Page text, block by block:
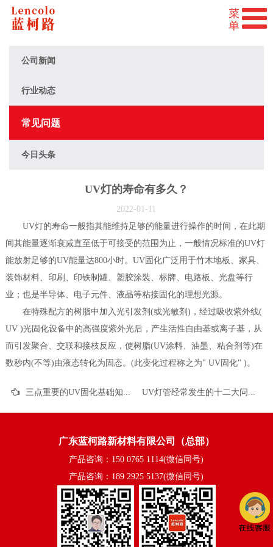
公司新闻
行业动态
常见问题
今日头条
UV灯的寿命有多久？
2022-01-11
UV灯的寿命一般指其能维持足够的能量进行操作的时间，在此期
间其能量逐渐衰减直至低于可接受的范围为止，一般情况标准的UV灯
能放射足够的UV能量达800小时。UV固化广泛用于竹木地板、家具、
装饰材料、印刷、印铁制罐、塑胶涂裝、标牌、电路板、光盘等行
业；也是半导体、电子元件、液晶等粘接固化的理想光源。
在特殊配方的树脂中加入光引发剂(或光敏剂)，经过吸收紫外线(
UV )光固化设备中的高强度紫外光后，产生活性自由基或离子基，从
而引发聚合、交联和接枝反应，使树脂(UV涂料、油墨、粘合剂等)在
数秒内(不等)由液态转化为固态。(此变化过程称之为" UV固化" )。
广东蓝柯路新材料有限公司（总部）
产品咨询：150 0765 1114(微信同号)
产品咨询：189 2925 5137(微信同号)